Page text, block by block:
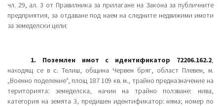
чл. 29, ал. 3 от Правилника за прилагане на Закона за публичните
предприятия, за отдаване под наем на следните недвижими имоти
за земеделски цели:
1. Поземлен имот с идентификатор 72206.162.2,
находящ се в с. Телиш, община Червен бряг, област Плевен, м.
„Военно поделение“, площ 187 109 кв. м., трайно предназначение на
територията: земеделска, начин на трайно ползване: нива,
категория на земята 3, предишен идентификатор: няма; номер по